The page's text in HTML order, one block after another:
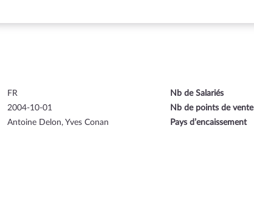
FR
2004-10-01
Antoine Delon, Yves Conan
Nb de Salariés
Nb de points de vente
Pays d’encaissement